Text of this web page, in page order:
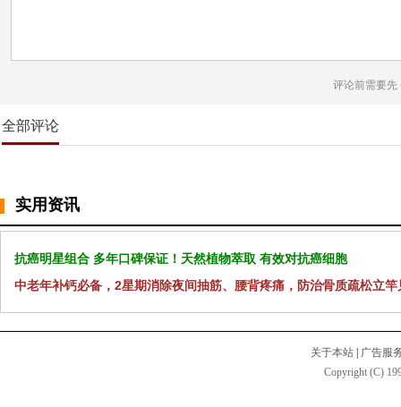
评论前需要先
全部评论
实用资讯
抗癌明星组合 多年口碑保证！天然植物萃取 有效对抗癌细胞
中老年补钙必备，2星期消除夜间抽筋、腰背疼痛，防治骨质疏松立竿
关于本站
广告服
Copyright (C)